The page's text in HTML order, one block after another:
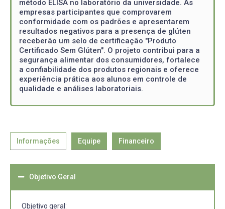
método ELISA no laboratório da universidade. As
empresas participantes que comprovarem
conformidade com os padrões e apresentarem
resultados negativos para a presença de glúten
receberão um selo de certificação "Produto
Certificado Sem Glúten". O projeto contribui para a
segurança alimentar dos consumidores, fortalece
a confiabilidade dos produtos regionais e oferece
experiência prática aos alunos em controle de
qualidade e análises laboratoriais.
Informações Equipe Financeiro
Objetivo Geral
Objetivo geral: